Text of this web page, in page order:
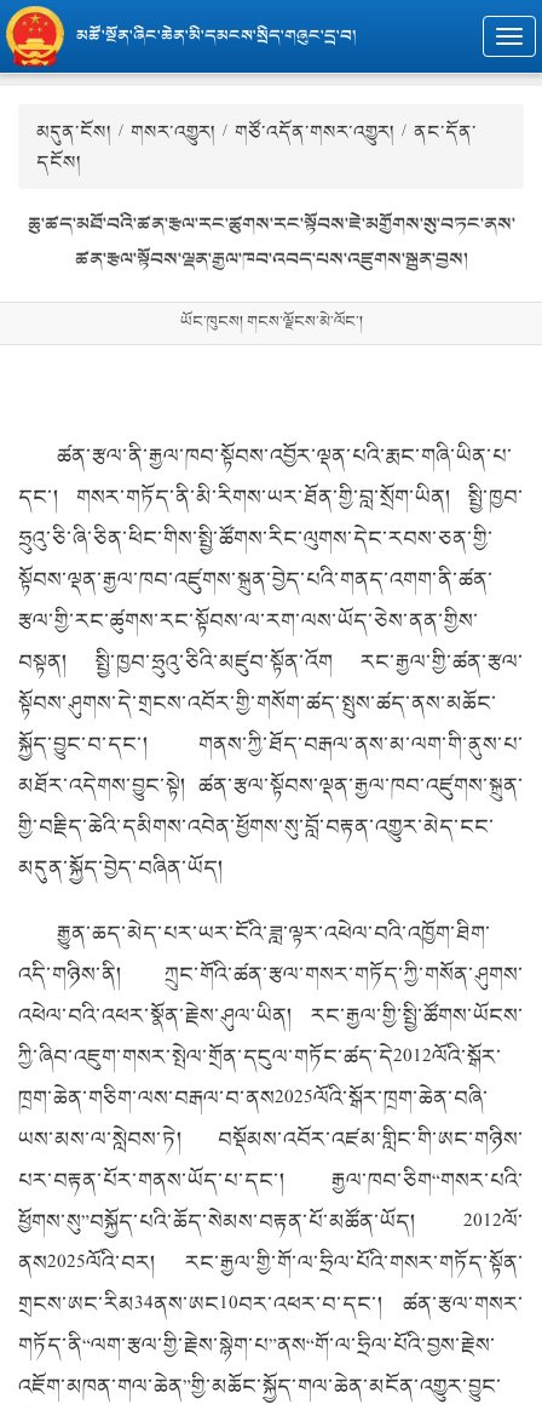
མཚོ་སྔོན་ཞིང་ཆེན་མི་དམངས་སྲིད་གཞུང་དྲ་བ།
མདུན་ངོས། / གསར་འགྱུར། / གཙོ་འདོན་གསར་འགྱུར། / ནང་དོན་
དངོས།
ཆུ་ཚད་མཐོ་བའི་ཚན་རྩལ་རང་ཚུགས་རང་སྟོབས་ཇེ་མགྱོགས་སུ་བཏང་ནས་
ཚན་རྩལ་སྟོབས་ལྡན་རྒྱལ་ཁབ་འབད་པས་འཛུགས་སྐྲུན་བྱས།
ཡོང་ཁུངས། གངས་ལྗོངས་མེ་ལོང་།
ཚན་རྩལ་ནི་རྒྱལ་ཁབ་སྟོབས་འབྱོར་ལྡན་པའི་རྨང་གཞི་ཡིན་པ་
དང་། གསར་གཏོད་ནི་མི་རིགས་ཡར་ཐོན་གྱི་བླ་སྲོག་ཡིན། སྤྱི་ཁྱབ་
ཧྲུའུ་ཅི་ཞི་ཅིན་ཕིང་གིས་སྤྱི་ཚོགས་རིང་ལུགས་དེང་རབས་ཅན་གྱི་
སྟོབས་ལྡན་རྒྱལ་ཁབ་འཛུགས་སྐྲུན་བྱེད་པའི་གནད་འགག་ནི་ཚན་
རྩལ་གྱི་རང་ཚུགས་རང་སྟོབས་ལ་རག་ལས་ཡོད་ཅེས་ནན་གྱིས་
བསྟན། སྤྱི་ཁྱབ་ཧྲུའུ་ཅིའི་མཛུབ་སྟོན་འོག རང་རྒྱལ་གྱི་ཚན་རྩལ་
སྟོབས་ཤུགས་དེ་གྲངས་འབོར་གྱི་གསོག་ཚད་སྤུས་ཚད་ནས་མཆོང་
སྐྱོད་བྱུང་བ་དང་། གནས་ཀྱི་ཐོད་བརྒལ་ནས་མ་ལག་གི་ནུས་པ་
མཐོར་འདེགས་བྱུང་སྟེ། ཚན་རྩལ་སྟོབས་ལྡན་རྒྱལ་ཁབ་འཛུགས་སྐྲུན་
གྱི་བརྗིད་ཆེའི་དམིགས་འབེན་ཕྱོགས་སུ་བློ་བརྟན་འགྱུར་མེད་ངང་
མདུན་སྐྱོད་བྱེད་བཞིན་ཡོད།
རྒྱུན་ཆད་མེད་པར་ཡར་ངོའི་ཟླ་ལྟར་འཕེལ་བའི་འཁྱོག་ཐིག་
འདི་གཉིས་ནི། ཀྲུང་གོའི་ཚན་རྩལ་གསར་གཏོད་ཀྱི་གསོན་ཤུགས་
འཕེལ་བའི་འཕར་སྣོན་རྗེས་ཤུལ་ཡིན། རང་རྒྱལ་གྱི་སྤྱི་ཚོགས་ཡོངས་
ཀྱི་ཞིབ་འཇུག་གསར་སྤེལ་གྲོན་དངུལ་གཏོང་ཚད་དེ2012ལོའི་སྒོར་
ཁྲག་ཆེན་གཅིག་ལས་བརྒལ་བ་ནས2025ལོའི་སྒོར་ཁྲག་ཆེན་བཞི་
ཡས་མས་ལ་སླེབས་ཏེ། བསྡོམས་འབོར་འཛམ་གླིང་གི་ཨང་གཉིས་
པར་བརྟན་པོར་གནས་ཡོད་པ་དང་། རྒྱལ་ཁབ་ཅིག“གསར་པའི་
ཕྱོགས་སུ”བསྐྱོད་པའི་ཆོད་སེམས་བརྟན་པོ་མཚོན་ཡོད། 2012ལོ་
ནས2025ལོའི་བར། རང་རྒྱལ་གྱི་གོ་ལ་ཧྲིལ་པོའི་གསར་གཏོད་སྟོན་
གྲངས་ཨང་རིམ34ནས་ཨང10བར་འཕར་བ་དང་། ཚན་རྩལ་གསར་
གཏོད་ནི“ལག་རྩལ་གྱི་རྗེས་སྙེག་པ”ནས“གོ་ལ་ཧྲིལ་པོའི་བྱས་རྗེས་
འཇོག་མཁན་གལ་ཆེན”གྱི་མཆོང་སྐྱོད་གལ་ཆེན་མངོན་འགྱུར་བྱུང་